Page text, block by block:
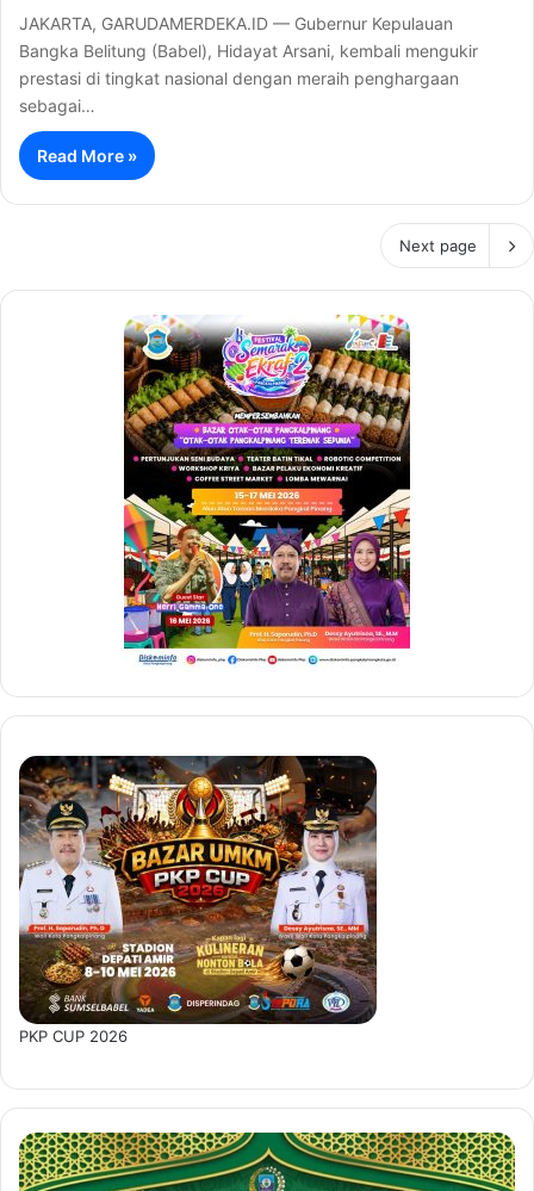
JAKARTA, GARUDAMERDEKA.ID — Gubernur Kepulauan
Bangka Belitung (Babel), Hidayat Arsani, kembali mengukir
prestasi di tingkat nasional dengan meraih penghargaan
sebagai…
Read More »
Next page
PKP CUP 2026